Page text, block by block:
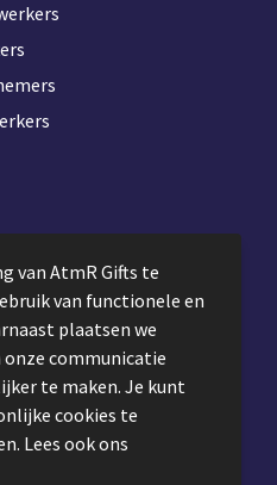
van AtmR Gifts te
van functionele en
plaatsen we
onze communicatie
te maken. Je kunt
cookies te
Lees ook ons